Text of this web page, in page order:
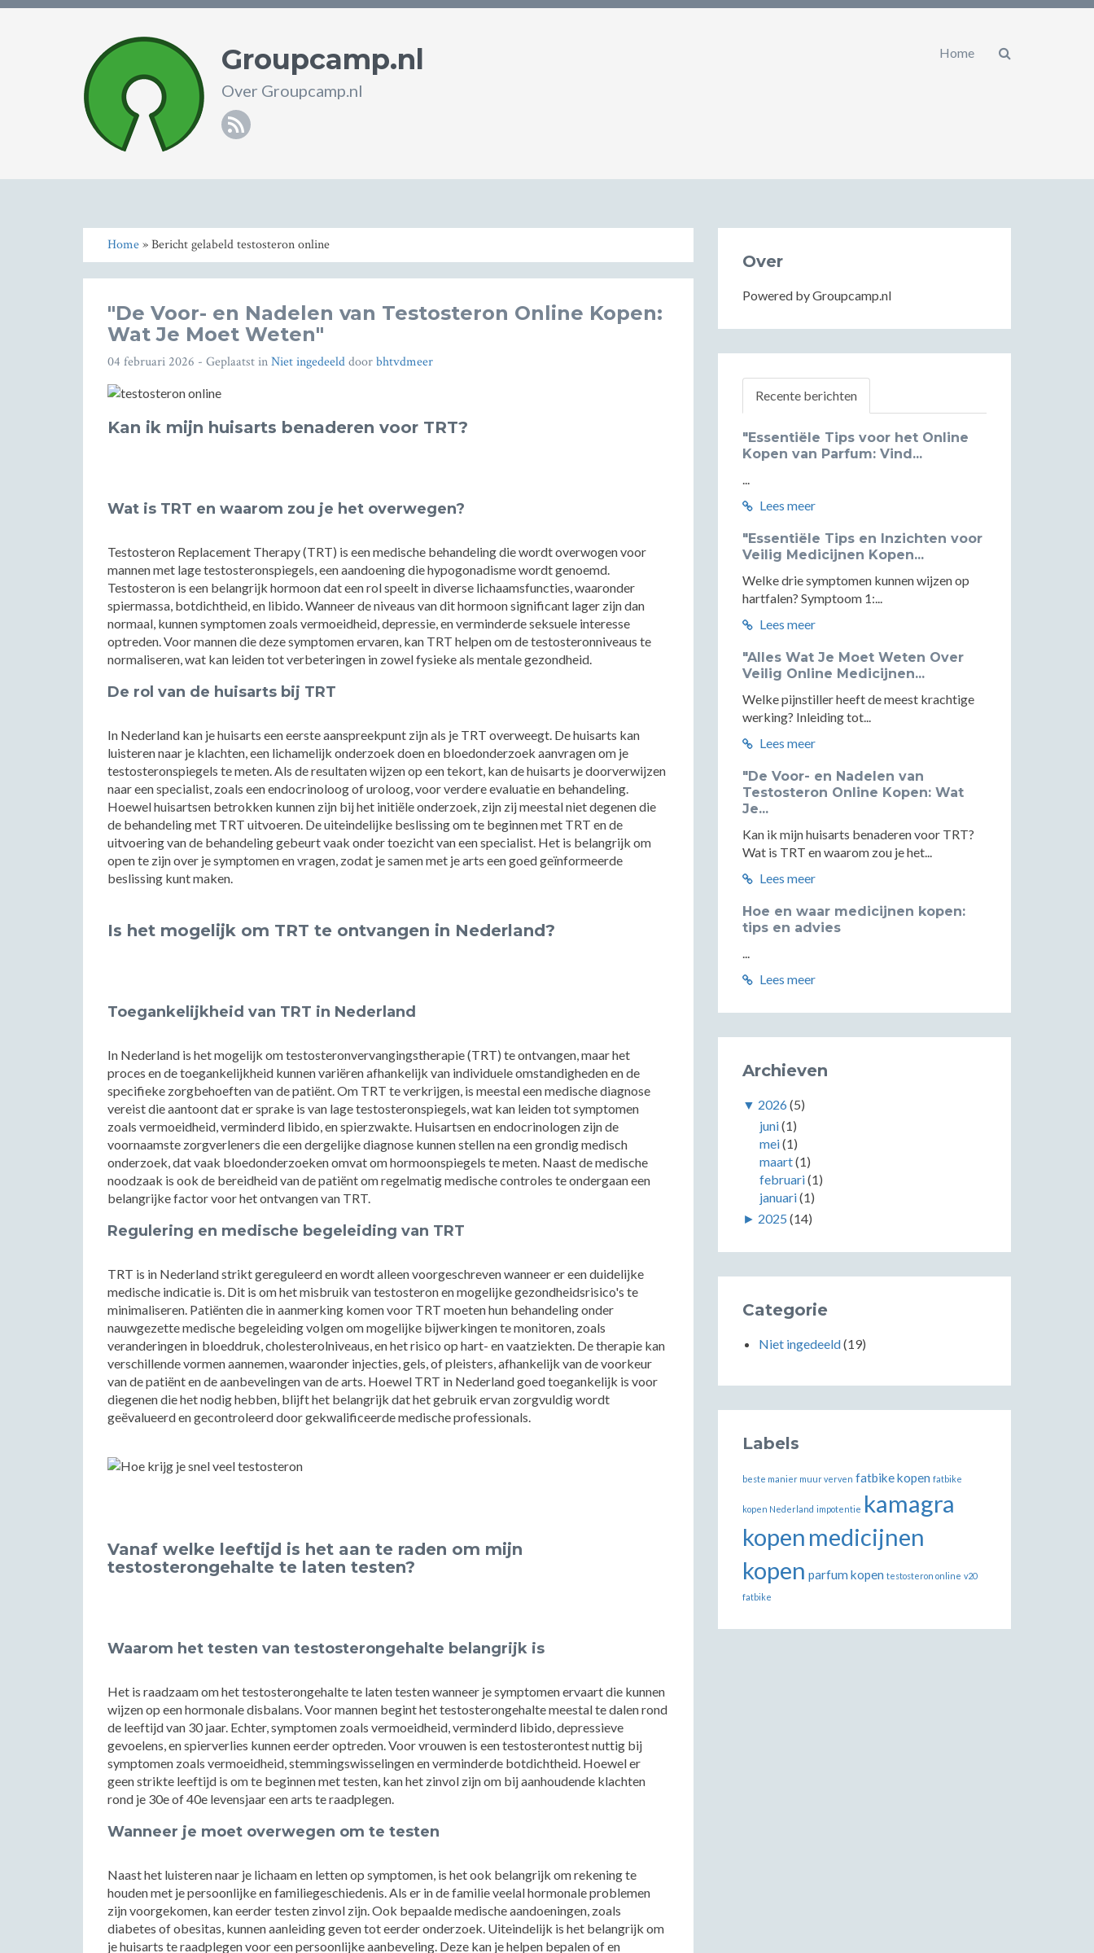
Groupcamp.nl
Over Groupcamp.nl
RSS
Home
Home» Bericht gelabeld testosteron online
"De Voor- en Nadelen van Testosteron Online Kopen:
Wat Je Moet Weten"
04 februari 2026 - Geplaatst inNiet ingedeelddoorbhtvdmeer
Kan ik mijn huisarts benaderen voor TRT?
Wat is TRT en waarom zou je het overwegen?
Testosteron Replacement Therapy (TRT) is een medische behandeling die wordt overwogen voor
mannen met lage testosteronspiegels, een aandoening die hypogonadisme wordt genoemd.
Testosteron is een belangrijk hormoon dat een rol speelt in diverse lichaamsfuncties, waaronder
spiermassa, botdichtheid, en libido. Wanneer de niveaus van dit hormoon significant lager zijn dan
normaal, kunnen symptomen zoals vermoeidheid, depressie, en verminderde seksuele interesse
optreden. Voor mannen die deze symptomen ervaren, kan TRT helpen om de testosteronniveaus te
normaliseren, wat kan leiden tot verbeteringen in zowel fysieke als mentale gezondheid.
De rol van de huisarts bij TRT
In Nederland kan je huisarts een eerste aanspreekpunt zijn als je TRT overweegt. De huisarts kan
luisteren naar je klachten, een lichamelijk onderzoek doen en bloedonderzoek aanvragen om je
testosteronspiegels te meten. Als de resultaten wijzen op een tekort, kan de huisarts je doorverwijzen
naar een specialist, zoals een endocrinoloog of uroloog, voor verdere evaluatie en behandeling.
Hoewel huisartsen betrokken kunnen zijn bij het initiële onderzoek, zijn zij meestal niet degenen die
de behandeling met TRT uitvoeren. De uiteindelijke beslissing om te beginnen met TRT en de
uitvoering van de behandeling gebeurt vaak onder toezicht van een specialist. Het is belangrijk om
open te zijn over je symptomen en vragen, zodat je samen met je arts een goed geïnformeerde
beslissing kunt maken.
Is het mogelijk om TRT te ontvangen in Nederland?
Toegankelijkheid van TRT in Nederland
In Nederland is het mogelijk om testosteronvervangingstherapie (TRT) te ontvangen, maar het
proces en de toegankelijkheid kunnen variëren afhankelijk van individuele omstandigheden en de
specifieke zorgbehoeften van de patiënt. Om TRT te verkrijgen, is meestal een medische diagnose
vereist die aantoont dat er sprake is van lage testosteronspiegels, wat kan leiden tot symptomen
zoals vermoeidheid, verminderd libido, en spierzwakte. Huisartsen en endocrinologen zijn de
voornaamste zorgverleners die een dergelijke diagnose kunnen stellen na een grondig medisch
onderzoek, dat vaak bloedonderzoeken omvat om hormoonspiegels te meten. Naast de medische
noodzaak is ook de bereidheid van de patiënt om regelmatig medische controles te ondergaan een
belangrijke factor voor het ontvangen van TRT.
Regulering en medische begeleiding van TRT
TRT is in Nederland strikt gereguleerd en wordt alleen voorgeschreven wanneer er een duidelijke
medische indicatie is. Dit is om het misbruik van testosteron en mogelijke gezondheidsrisico's te
minimaliseren. Patiënten die in aanmerking komen voor TRT moeten hun behandeling onder
nauwgezette medische begeleiding volgen om mogelijke bijwerkingen te monitoren, zoals
veranderingen in bloeddruk, cholesterolniveaus, en het risico op hart- en vaatziekten. De therapie kan
verschillende vormen aannemen, waaronder injecties, gels, of pleisters, afhankelijk van de voorkeur
van de patiënt en de aanbevelingen van de arts. Hoewel TRT in Nederland goed toegankelijk is voor
diegenen die het nodig hebben, blijft het belangrijk dat het gebruik ervan zorgvuldig wordt
geëvalueerd en gecontroleerd door gekwalificeerde medische professionals.
Vanaf welke leeftijd is het aan te raden om mijn
testosterongehalte te laten testen?
Waarom het testen van testosterongehalte belangrijk is
Het is raadzaam om het testosterongehalte te laten testen wanneer je symptomen ervaart die kunnen
wijzen op een hormonale disbalans. Voor mannen begint het testosterongehalte meestal te dalen rond
de leeftijd van 30 jaar. Echter, symptomen zoals vermoeidheid, verminderd libido, depressieve
gevoelens, en spierverlies kunnen eerder optreden. Voor vrouwen is een testosterontest nuttig bij
symptomen zoals vermoeidheid, stemmingswisselingen en verminderde botdichtheid. Hoewel er
geen strikte leeftijd is om te beginnen met testen, kan het zinvol zijn om bij aanhoudende klachten
rond je 30e of 40e levensjaar een arts te raadplegen.
Wanneer je moet overwegen om te testen
Naast het luisteren naar je lichaam en letten op symptomen, is het ook belangrijk om rekening te
houden met je persoonlijke en familiegeschiedenis. Als er in de familie veelal hormonale problemen
zijn voorgekomen, kan eerder testen zinvol zijn. Ook bepaalde medische aandoeningen, zoals
diabetes of obesitas, kunnen aanleiding geven tot eerder onderzoek. Uiteindelijk is het belangrijk om
je huisarts te raadplegen voor een persoonlijke aanbeveling. Deze kan je helpen bepalen of en
Over
Powered by Groupcamp.nl
Recente berichten
"Essentiële Tips voor het Online
Kopen van Parfum: Vind...
...
Lees meer
"Essentiële Tips en Inzichten voor
Veilig Medicijnen Kopen...
Welke drie symptomen kunnen wijzen op
hartfalen? Symptoom 1:...
Lees meer
"Alles Wat Je Moet Weten Over
Veilig Online Medicijnen...
Welke pijnstiller heeft de meest krachtige
werking? Inleiding tot...
Lees meer
"De Voor- en Nadelen van
Testosteron Online Kopen: Wat
Je...
Kan ik mijn huisarts benaderen voor TRT?
Wat is TRT en waarom zou je het...
Lees meer
Hoe en waar medicijnen kopen:
tips en advies
...
Lees meer
Archieven
▼ 2026(5)
juni(1)
mei(1)
maart(1)
februari(1)
januari(1)
► 2025 (14)
Categorie
Niet ingedeeld(19)
Labels
beste manier muur verven fatbike kopen fatbike
kopen Nederland impotentie kamagra
kopen medicijnen
kopen parfum kopen testosteron online v20
fatbike